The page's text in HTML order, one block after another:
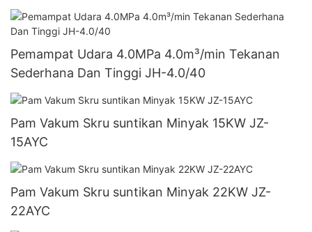
Pemampat Udara 4.0MPa 4.0m³/min Tekanan
Sederhana Dan Tinggi JH-4.0/40
Pam Vakum Skru suntikan Minyak 15KW JZ-
15AYC
Pam Vakum Skru suntikan Minyak 22KW JZ-
22AYC